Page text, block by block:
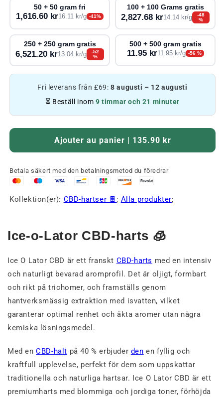
50 + 50 gram fri
1,616.60 kr16.11 kr/g -41%
100 + 100 Grams gratis
2,827.68 kr14.14 kr/g
-48
%
250 + 250 gram gratis
6,521.20 kr13.04 kr/g
-52
%
500 + 500 gram gratis
11.95 kr11.95 kr/g -56 %
Fri leverans från £69:8 augusti – 12 augusti
⏳ Beställ inom9 timmar och 21 minuter
Ajouter au panier | 135.90 kr
Betala säkert med den betalningsmetod du föredrar
Kollektion(er): CBD-hartser 🍫 ; Alla produkter;
Ice-o-Lator CBD-harts 🧊
Ice O Lator CBD är ett franskt CBD-harts med en intensiv
och naturligt bevarad aromprofil. Det är oljigt, formbart
och rikt på trichomer, och framställs genom
hantverksmässig extraktion med isvatten, vilket
garanterar optimal renhet och äkta aromer utan några
kemiska lösningsmedel.
Med enCBD-halt på 40 % erbjuder den en fyllig och
kraftfull upplevelse, perfekt för dem som uppskattar
traditionella och naturliga hartsar. Ice O Lator CBD är ett
premiumharts med blommiga och jordiga toner, förhöjda